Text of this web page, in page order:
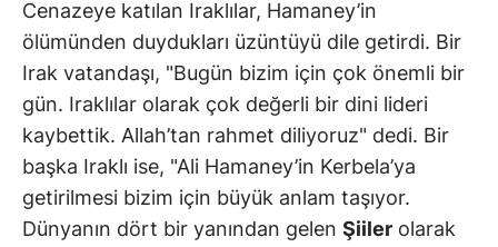
Cenazeye katılan Iraklılar, Hamaney’in
ölümünden duydukları üzüntüyü dile getirdi. Bir
Irak vatandaşı, "Bugün bizim için çok önemli bir
gün. Iraklılar olarak çok değerli bir dini lideri
kaybettik. Allah’tan rahmet diliyoruz" dedi. Bir
başka Iraklı ise, "Ali Hamaney’in Kerbela’ya
getirilmesi bizim için büyük anlam taşıyor.
Dünyanın dört bir yanından gelen Şiiler olarak